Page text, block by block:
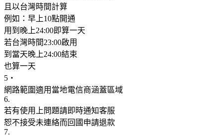
且以台灣時間計算
例如：早上10點開通
用到晚上24:00即算一天
若台灣時間23:00啟用
到當天晚上24:00結束
也算一天
5‧
網路範圍適用當地電信商涵蓋區域
6.
若有使用上問題請即時通知客服
恕不接受未連絡而回國申請退款
7.